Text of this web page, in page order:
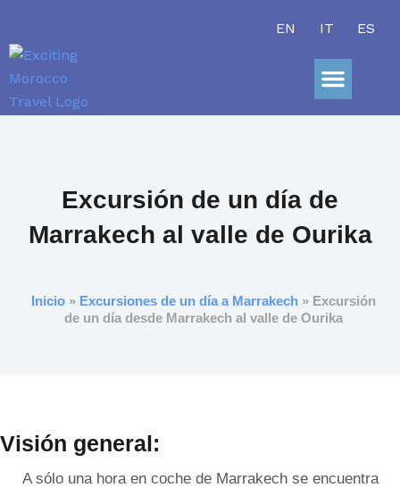
contenido
EN IT ES
Excursión de un día de
Marrakech al valle de Ourika
Inicio » Excursiones de un día a Marrakech » Excursión
de un día desde Marrakech al valle de Ourika
Visión general:
A sólo una hora en coche de Marrakech se encuentra